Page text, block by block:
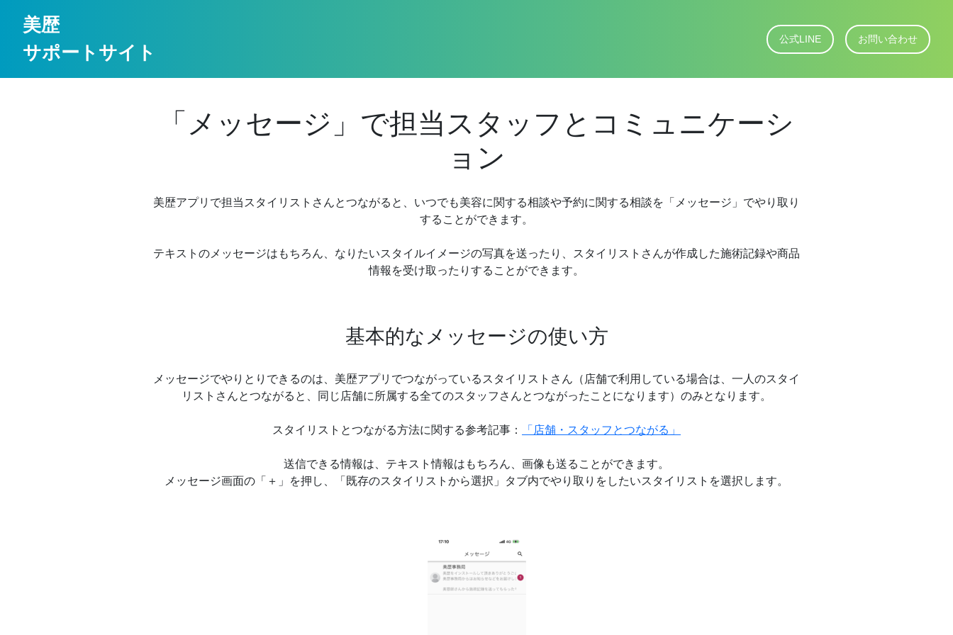
美歴
サポートサイト
公式LINE お問い合わせ
「メッセージ」で担当スタッフとコミュニケーシ
ョン
美歴アプリで担当スタイリストさんとつながると、いつでも美容に関する相談や予約に関する相談を「メッセージ」でやり取り
することができます。
テキストのメッセージはもちろん、なりたいスタイルイメージの写真を送ったり、スタイリストさんが作成した施術記録や商品
情報を受け取ったりすることができます。
基本的なメッセージの使い方
メッセージでやりとりできるのは、美歴アプリでつながっているスタイリストさん（店舗で利用している場合は、一人のスタイ
リストさんとつながると、同じ店舗に所属する全てのスタッフさんとつながったことになります）のみとなります。
スタイリストとつながる方法に関する参考記事： 「店舗・スタッフとつながる」
送信できる情報は、テキスト情報はもちろん、画像も送ることができます。
メッセージ画面の「＋」を押し、「既存のスタイリストから選択」タブ内でやり取りをしたいスタイリストを選択します。